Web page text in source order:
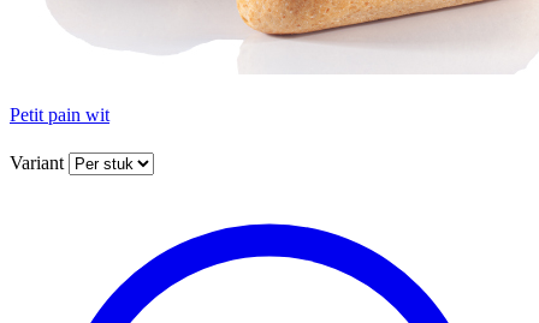
Petit pain wit
Variant